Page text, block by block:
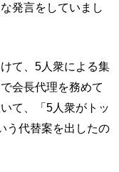
発言をしていまし
て、5人衆による集
会長代理を務めて
て、「5人衆がトッ
う代替案を出したの